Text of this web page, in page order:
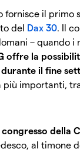
fornisce il primo
del Dax 30. Il
– quando i
offre la
il fine
importanti,
della
al timone